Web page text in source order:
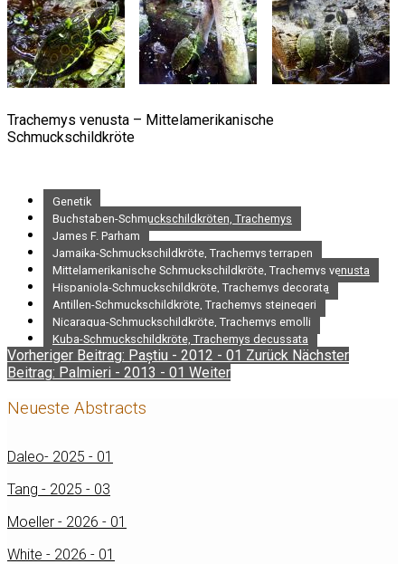
Trachemys venusta – Mittelamerikanische
Schmuckschildkröte
Genetik
Buchstaben-Schmuckschildkröten, Trachemys
James F. Parham
Jamaika-Schmuckschildkröte, Trachemys terrapen
Mittelamerikanische Schmuckschildkröte, Trachemys venusta
Hispaniola-Schmuckschildkröte, Trachemys decorata
Antillen-Schmuckschildkröte, Trachemys stejnegeri
Nicaragua-Schmuckschildkröte, Trachemys emolli
Kuba-Schmuckschildkröte, Trachemys decussata
Vorheriger Beitrag: Paștiu - 2012 - 01 Zurück Nächster
Beitrag: Palmieri - 2013 - 01 Weiter
Neueste Abstracts
Daleo- 2025 - 01
Tang - 2025 - 03
Moeller - 2026 - 01
White - 2026 - 01